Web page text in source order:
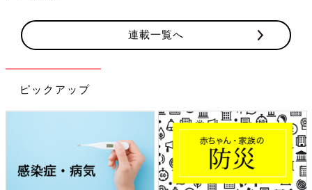
連載一覧へ
ピックアップ